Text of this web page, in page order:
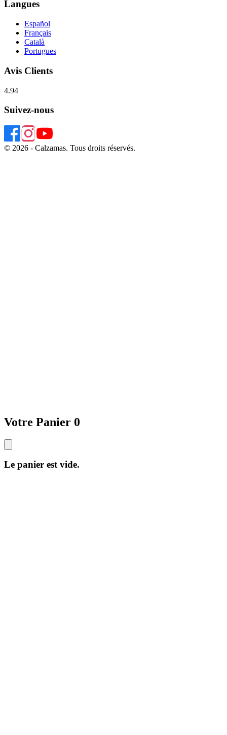
Langues
Español
Français
Català
Portugues
Avis Clients
4.94
Suivez-nous
© 2026 - Calzamas. Tous droits réservés.
Votre Panier 0
Le panier est vide.